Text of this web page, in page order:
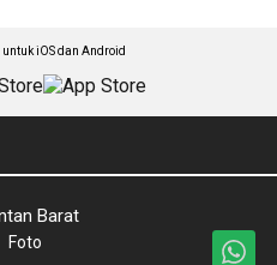
iOS dan Android
Barat
Foto